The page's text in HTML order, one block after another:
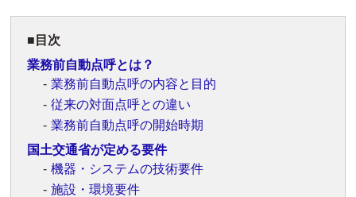
目次
業務前自動点呼とは？
業務前自動点呼の内容と目的
従来の対面点呼との違い
業務前自動点呼の開始時期
国土交通省が定める要件
機器・システムの技術要件
施設・環境要件